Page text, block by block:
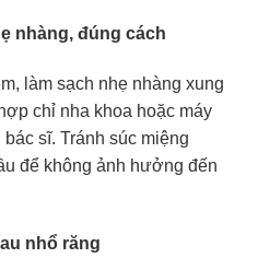
nhàng, đúng cách
làm sạch nhẹ nhàng xung
chỉ nha khoa hoặc máy
sĩ. Tránh súc miệng
để không ảnh hưởng đến
nhổ răng